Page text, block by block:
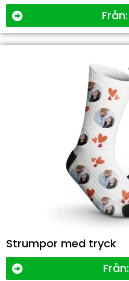
Från:
Strumpor med tryck
Från: